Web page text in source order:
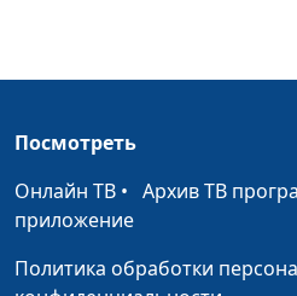
Зависимость от чужого
мнения
Для чего я родился?
Посмотреть
Онлайн ТВ • Архив ТВ
приложение
Политика обработки